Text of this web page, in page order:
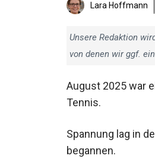
Lara Hoffmann
Unsere Redaktion
von denen wir ggf.
August 2025 war
Tennis.
Spannung lag in
begannen.